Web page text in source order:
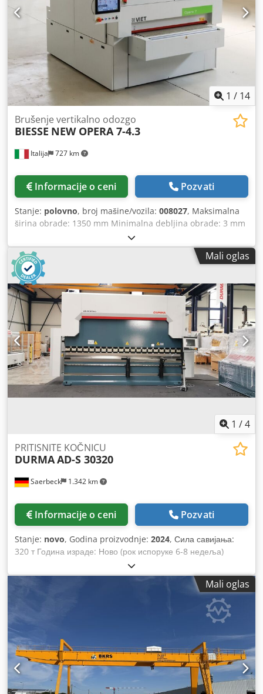
1 / 14
Italija 727 km
Brušenje vertikalno odozgo
BIESSE NEW OPERA 7-4.3
Informacije o ceni Pozvati
Stanje: polovno, broj mašine/vozila: 008027, Maksimalna
širina obrade: 1350 mm Minimalna debljina obrade: 3 mm
Radni sto: fiksna visina Vakuumski sto: da Dcjdpfx Akswvq
E As Esk Broj radnih agregata: 4 kom.
Mali oglas
1 /4
Saerbeck 1.342 km
PRITISNITE KOČNICU
DURMAAD-S 30320
Informacije o ceni Pozvati
Stanje: novo, Godina proizvodnje: 2024, Сила савијања:
320 т Година израде: Ново (рок испоруке 6-8 недеља)
Управљање: ДТ 15 дужина савијања: 3050 мм удаљеност
између стубова: 2600 мм И Велика брзина: 160 мм / с И
Радна брзина: 10 мм / с И Брзина повлачења: 140 мм / с
Дуљина стола за моторизирање круна: 630 мм Ширина
Пројекција: 410 мм 2 носача руку 2 Пртљажни прсти Брзина
кретања оси Кс: 250 мм / с Р -осовинска радна брзина:
(макс.) 140 мм / с Р ос: 250 мм Стандардна опрема: И1, И2,
Кс (3-осна) И1, И2, Кс = 650 мм (двострука вођица,
алуминијум) Софтвер Д-БЕНД за 3Д симулацију савијања и
поравнавање Ручно кружно премотање Р оса, ручно
Mali oglas